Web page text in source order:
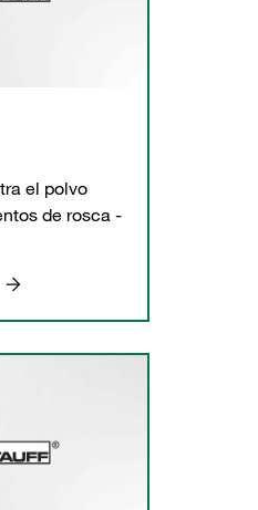
el polvo
de rosca -